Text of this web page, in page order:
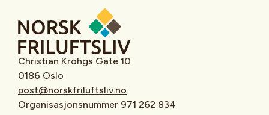
Christian Krohgs Gate 10
0186 Oslo
post@norskfriluftsliv.no
Organisasjonsnummer 971 262 834